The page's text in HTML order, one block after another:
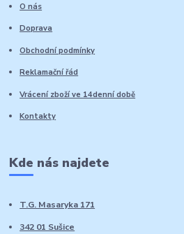
O nás
Doprava
Obchodní podmínky
Reklamační řád
Vrácení zboží ve 14denní době
Kontakty
Kde nás najdete
T.G. Masaryka 171
342 01 Sušice